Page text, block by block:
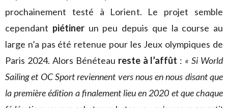
prochainement testé à Lorient. Le projet semble
cependant piétinerun peu depuis que la course au
large n’a pas été retenue pour les Jeux olympiques de
Paris 2024. Alors Bénéteau reste à l’affût : « Si World
Sailing et OC Sport reviennent vers nous en nous disant que
la première édition a finalement lieu en 2020 et que chaque